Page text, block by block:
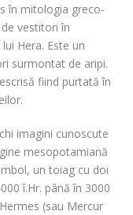
în mitologia greco-
vestitori în
Hera. Este un
surmontat de aripi.
fiind purtată în
imagini cunoscute
mesopotamiană
un toiag cu doi
î.Hr. până în 3000
(sau Mercur